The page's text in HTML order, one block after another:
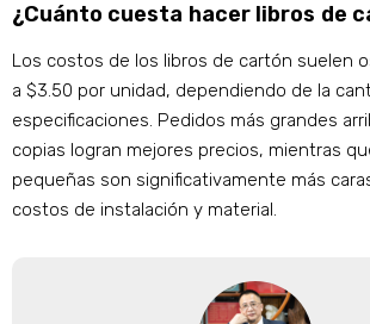
¿Cuánto cuesta hacer libros de
Los costos de los libros de cartón suelen
a $3.50 por unidad, dependiendo de la
especificaciones. Pedidos más grandes
copias logran mejores precios, mientras
pequeñas son significativamente más
costos de instalación y material.